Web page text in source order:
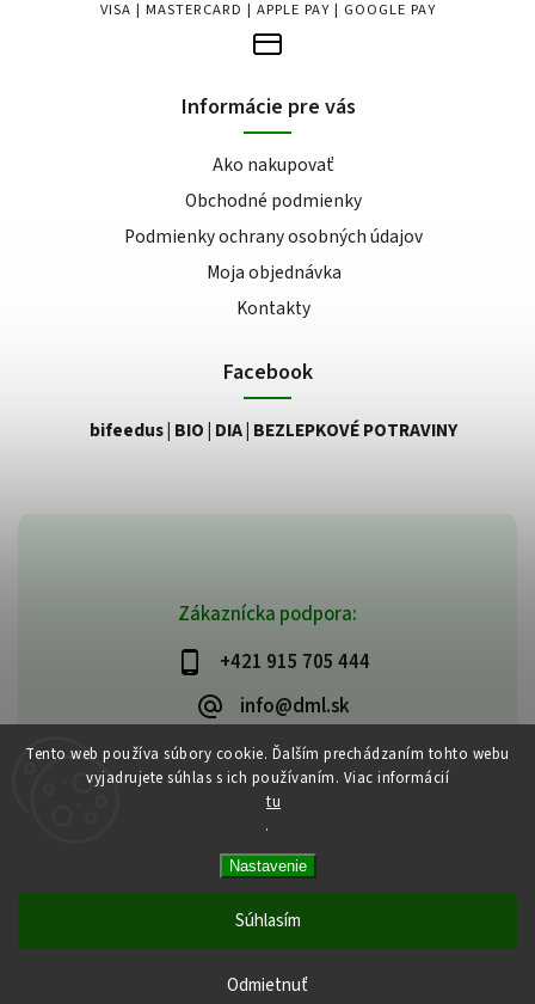
Tento web používa súbory cookie. Ďalším prechádzaním tohto webu
vyjadrujete súhlas s ich používaním. Viac informácií
tu
.
Nastavenie
Odmietnuť
Súhlasím
Zákaznícka podpora:
+421 915 705 444
info@dml.sk
VISA | MASTERCARD | APPLE PAY | GOOGLE PAY
Informácie pre vás
Ako nakupovať
Obchodné podmienky
Podmienky ochrany osobných údajov
Moja objednávka
Kontakty
Facebook
bifeedus | BIO | DIA | BEZLEPKOVÉ POTRAVINY
bifeedus | BIO | DIA | BEZLEPKOVÉ POTRAVINY
Shoptet| Design